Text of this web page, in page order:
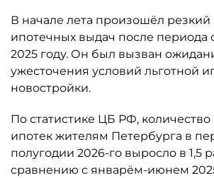
В начале лета произошёл резкий
ипотечных выдач после периода
2025 году. Он был вызван
ужесточения условий льготной
новостройки.
По статистике ЦБ РФ,
ипотек жителям Петербурга в
полугодии 2026-го выросло в 1,5
сравнению с январём-июнем